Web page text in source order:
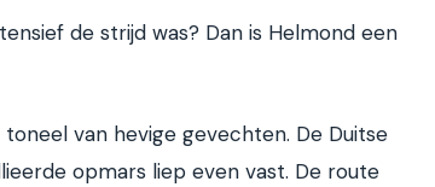
de strijd was? Dan is Helmond een
van hevige gevechten. De Duitse
opmars liep even vast. De route